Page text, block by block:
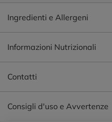
Ingredienti e Allergeni
Informazioni Nutrizionali
Contatti
Consigli d'uso e Avvertenze